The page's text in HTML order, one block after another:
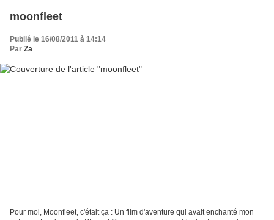
moonfleet
Publié le 16/08/2011 à 14:14
Par Za
Pour moi, Moonfleet, c'était ça : Un film d'aventure qui avait enchanté mon